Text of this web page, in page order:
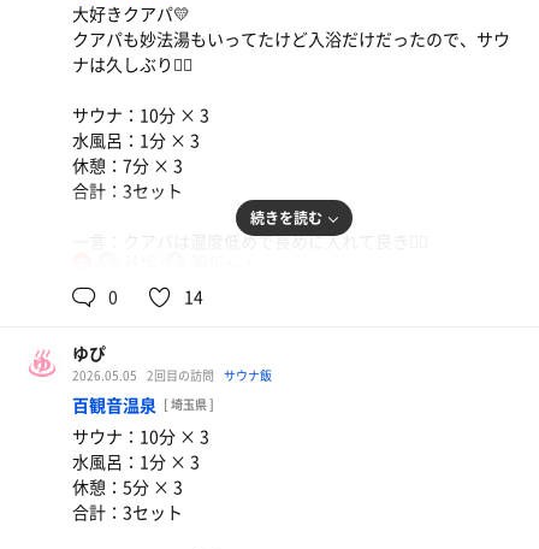
なまグレサワー
イオンウォーター
ット
大好きクアパ💛
クアパも妙法湯もいってたけど入浴だけだったので、サウ
ナは久しぶり🧖‍♀️
サウナ：10分 × 3
水風呂：1分 × 3
休憩：7分 × 3
合計：3セット
一言：クアパは温度低めで長めに入れて良き🙆‍♀️
水風呂、20℃くらいな体感でした。
身体が水分補給してる感覚🚰
安定のサウナ上がりの生ビール美味しすぎる🍺
続きを読む
0 14
ゆぴ
2026.05.05 2回目の訪問 サウナ飯
百観音温泉 [ 埼玉県 ]
サウナ：10分 × 3
水風呂：1分 × 3
休憩：5分 × 3
合計：3セット